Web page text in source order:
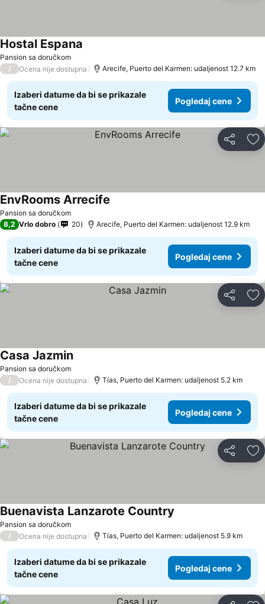
Pansion sa doručkom
Hostal Espana
/ Ocena nije dostupna Arecife, Puerto del Karmen: udaljenost 12.7 km
Izaberi datume da bi se prikazale
tačne cene
Pogledaj cene
Deli
Pansion sa doručkom
EnvRooms Arrecife
8,2 Vrlo dobro 20 Arecife, Puerto del Karmen: udaljenost 12.9 km
Izaberi datume da bi se prikazale
tačne cene
Pogledaj cene
Deli
Pansion sa doručkom
Casa Jazmin
/ Ocena nije dostupna Tías, Puerto del Karmen: udaljenost 5.2 km
Izaberi datume da bi se prikazale
tačne cene
Pogledaj cene
Deli
Pansion sa doručkom
Buenavista Lanzarote Country
/ Ocena nije dostupna Tías, Puerto del Karmen: udaljenost 5.9 km
Izaberi datume da bi se prikazale
tačne cene
Pogledaj cene